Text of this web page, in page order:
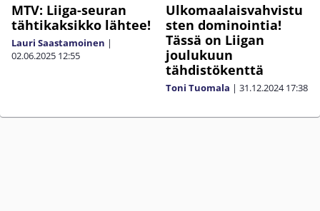
MTV: Liiga-seuran
tähtikaksikko lähtee!
Lauri Saastamoinen |
02.06.2025 12:55
Ulkomaalaisvahvistu
sten dominointia!
Tässä on Liigan
joulukuun
tähdistökenttä
Toni Tuomala | 31.12.2024 17:38